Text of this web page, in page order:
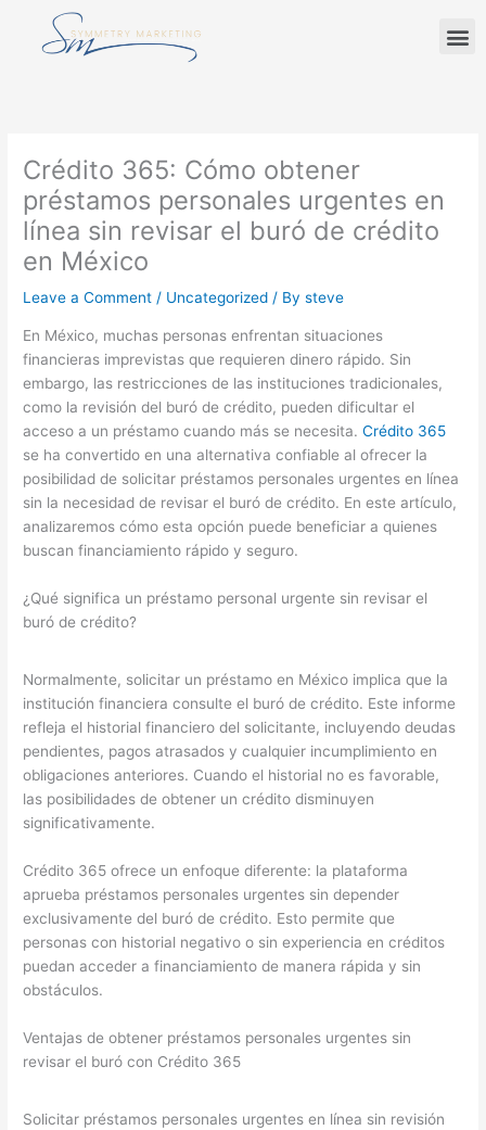
content
Crédito 365: Cómo obtener
préstamos personales urgentes en
línea sin revisar el buró de crédito
en México
Leave a Comment / Uncategorized / Bysteve
En México, muchas personas enfrentan situaciones
financieras imprevistas que requieren dinero rápido. Sin
embargo, las restricciones de las instituciones tradicionales,
como la revisión del buró de crédito, pueden dificultar el
acceso a un préstamo cuando más se necesita.Crédito 365
se ha convertido en una alternativa confiable al ofrecer la
posibilidad de solicitar préstamos personales urgentes en línea
sin la necesidad de revisar el buró de crédito. En este artículo,
analizaremos cómo esta opción puede beneficiar a quienes
buscan financiamiento rápido y seguro.
¿Qué significa un préstamo personal urgente sin revisar el
buró de crédito?
Normalmente, solicitar un préstamo en México implica que la
institución financiera consulte el buró de crédito. Este informe
refleja el historial financiero del solicitante, incluyendo deudas
pendientes, pagos atrasados y cualquier incumplimiento en
obligaciones anteriores. Cuando el historial no es favorable,
las posibilidades de obtener un crédito disminuyen
significativamente.
Crédito 365 ofrece un enfoque diferente: la plataforma
aprueba préstamos personales urgentes sin depender
exclusivamente del buró de crédito. Esto permite que
personas con historial negativo o sin experiencia en créditos
puedan acceder a financiamiento de manera rápida y sin
obstáculos.
Ventajas de obtener préstamos personales urgentes sin
revisar el buró con Crédito 365
Solicitar préstamos personales urgentes en línea sin revisión